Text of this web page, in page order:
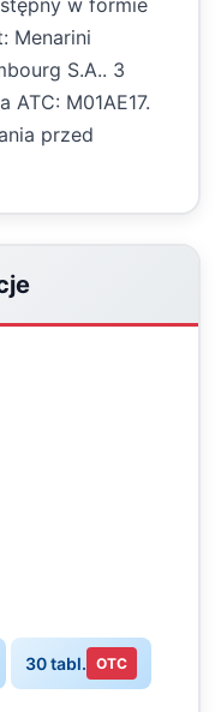
w formie
Menarini
S.A.. 3
M01AE17.
przed
30 tabl. OTC